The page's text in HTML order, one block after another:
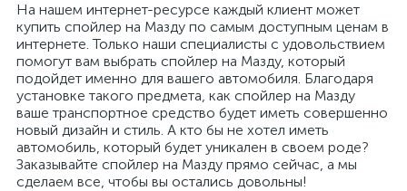
На нашем интернет-ресурсе каждый клиент может
купить спойлер на Мазду по самым доступным ценам в
интернете. Только наши специалисты с удовольствием
помогут вам выбрать спойлер на Мазду, который
подойдет именно для вашего автомобиля. Благодаря
установке такого предмета, как спойлер на Мазду
ваше транспортное средство будет иметь совершенно
новый дизайн и стиль. А кто бы не хотел иметь
автомобиль, который будет уникален в своем роде?
Заказывайте спойлер на Мазду прямо сейчас, а мы
сделаем все, чтобы вы остались довольны!